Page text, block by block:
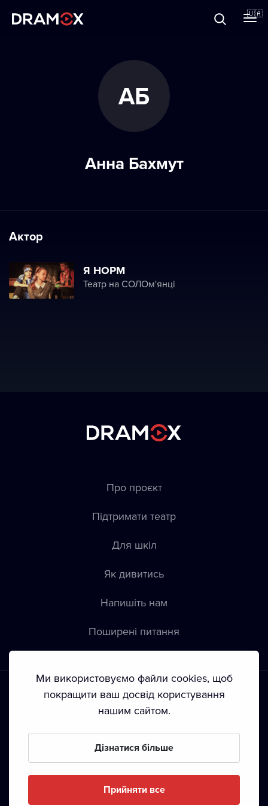
🇺🇦
Зареєструватися
АБ
Анна Бахмут
Актор
Я НОРМ
Театр на СОЛОм'янці
Про проєкт
Підтримати театр
Для шкіл
Як дивитись
Напишіть нам
Пoширені питання
Положення й умови • Конфіденційність • Автoрські права
Ми використовуємо файли cookies, щоб
покращити ваш досвід користування
нашим сайтом.
Дізнатися більше
Прийняти все